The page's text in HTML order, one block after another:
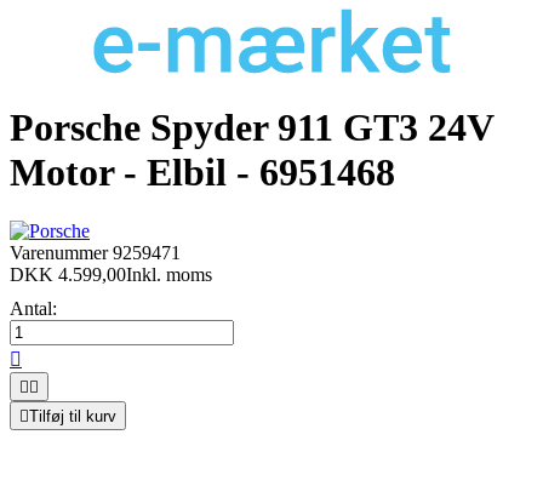
Porsche Spyder 911 GT3 24V
Motor - Elbil - 6951468
Varenummer9259471
DKK 4.599,00Inkl. moms
Antal:

 
Tilføj til kurv